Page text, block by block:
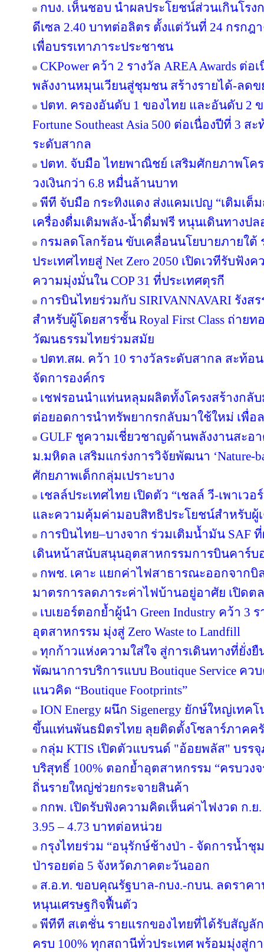
กบง. เห็นชอบ นำผลประโยชน์ส่วนเกินโร
ดีเซล 2.40 บาทต่อลิตร ตั้งแต่วันที่ 24 กรกฎ
เพื่อบรรเทาภาระประชาชน
CKPower คว้า 2 รางวัล AREA Awards ต่
พลังงานหมุนเวียนสู่ชุมชน สร้างรายได้-ลดข
ปตท. ครองอันดับ 1 ของไทย และอันดับ 2
Fortune Southeast Asia 500 ต่อเนื่องปีที่ 3
ระดับสากล
ปตท. จับมือ ไทยพาณิชย์ เสริมศักยภาพโค
วงเงินกว่า 6.8 หมื่นล้านบาท
พีที จับมือ กระทิงแดง ส่งแคมเปญ “เติมเต็
เครื่องดื่มเติมพลัง-น้ำดื่มฟรี หนุนเดินทางป
กรมลดโลกร้อน ขับเคลื่อนนโยบายภายใต้
ประเทศไทยสู่ Net Zero 2050 เปิดเวทีรับฟั
ความมุ่งมั่นใน COP 31 ที่ประเทศตุรกี
การบินไทยร่วมกับ SIRIVANNAVARI รังส
สำหรับผู้โดยสารชั้น Royal First Class ถ่าย
วัฒนธรรมไทยร่วมสมัย
ปตท.สผ. คว้า 10 รางวัลระดับสากล สะท้อ
จัดการองค์กร
เชฟรอนนำแท่นหลุมผลิตทั้งโครงสร้างกลั
ต่อยอดการนำทรัพยากรกลับมาใช้ใหม่ เพื่อ
GULF ชูความเชี่ยวชาญด้านพลังงานสะอ
ม.มหิดล เสริมแกร่งการวิจัยพัฒนา ‘Nature-
ศักยภาพเด็กกลุ่มเปราะบาง
เชลล์ประเทศไทย เปิดตัว “เชลล์ วี-เพาเว
และความคุ้มค่ามอบสิทธิประโยชน์สำหรับผู้
การบินไทย–บางจาก ร่วมเติมน้ำมัน SAF
เดินหน้าสนับสนุนอุตสาหกรรมการบินคาร์บ
กพช. เคาะ แยกค่าไฟสาธารณะออกจาก
มาตรการลดภาระค่าไฟบ้านอยู่อาศัย เปิดต
เบเยอร์ตอกย้ำผู้นำ Green Industry คว้า 3
อุตสาหกรรม มุ่งสู่ Zero Waste to Landfill
ทุกก้าวแห่งความใส่ใจ สู่การเดินทางที่ยั่ง
พัฒนาการบริการแบบ Boutique Service ค
แนวคิด “Boutique Footprints”
ION Energy ผนึก Sigenergy ยักษ์ใหญ่เท
ขึ้นแท่นพันธมิตรไทย ลุยติดตั้งโซลาร์ภาคครั
กลุ่ม KTIS เปิดตัวแบรนด์ "อ้อยพลัส" บร
บริสุทธิ์ 100% ตอกย้ำอุตสาหกรรม “ครบวง
ถิ่นรายใหญ่ช่วยกระจายสินค้า
กกพ. เปิดรับฟังความคิดเห็นค่าไฟงวด ก.ย.
3.95 – 4.73 บาทต่อหน่วย
กรุงไทยร่วม “อนุรักษ์ช้างป่า - จัดการน้ำ
ป่ารอยต่อ 5 จังหวัดภาคตะวันออก
ส.อ.ท. ขอบคุณรัฐบาล-กบง.-กบน. ลดราค
หนุนเศรษฐกิจฟื้นตัว
พีทีที สเตชั่น รายแรกของไทยที่ได้รับสัญลั
ครบ 100% ทุกสถานีทั่วประเทศ พร้อมมุ่งสู่ก